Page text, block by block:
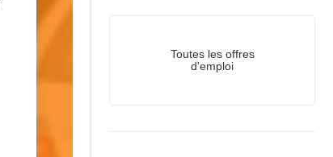
Toutes les offres
d'emploi